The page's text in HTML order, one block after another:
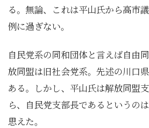
る。無論、これは平山氏から高市
例に過ぎない。
自民党系の同和団体と言えば自由
放同盟は旧社会党系。先述の川口
ある。しかし、平山氏は解放同盟
ら、自民党支部長であるというの
思えた。